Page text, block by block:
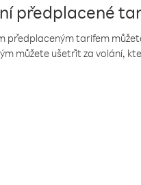
předplacené
předplaceným tarifem
můžete ušetřit za volání,